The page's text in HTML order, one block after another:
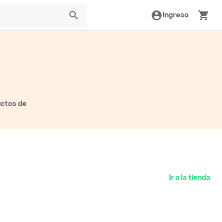
Ingreso
de
Ir a la tienda